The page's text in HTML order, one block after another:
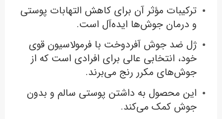
ترکیبات مؤثر آن برای کاهش التهابات پوستی
و درمان جوش‌ها ایده‌آل است.
ژل ضد جوش آفردوخت با فرمولاسیون قوی
خود، انتخابی عالی برای افرادی است که از
جوش‌های مکرر رنج می‌برند.
این محصول به داشتن پوستی سالم و بدون
جوش کمک می‌کند.